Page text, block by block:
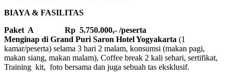
BIAYA & FASILITAS
Paket A Rp 5.750.000,- /peserta
Menginap di Grand Puri Saron Hotel Yogyakarta (1
kamar/peserta) selama 3 hari 2 malam, konsumsi (makan pagi,
makan siang, makan malam), Coffee break 2 kali sehari, sertifikat,
Training kit, foto bersama dan juga sebuah tas eksklusif.